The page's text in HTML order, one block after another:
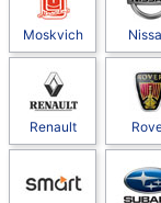
Moskvich
Renault